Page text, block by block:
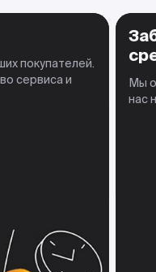
покупателей.
сервиса и
Мы
нас